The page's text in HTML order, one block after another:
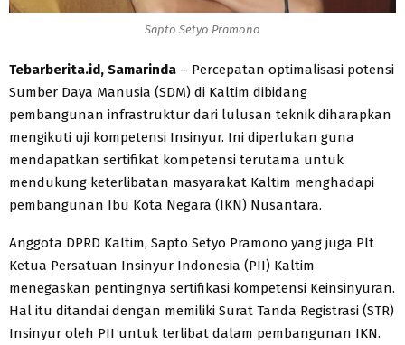
Sapto Setyo Pramono
Tebarberita.id, Samarinda – Percepatan optimalisasi potensi
Sumber Daya Manusia (SDM) di Kaltim dibidang
pembangunan infrastruktur dari lulusan teknik diharapkan
mengikuti uji kompetensi Insinyur. Ini diperlukan guna
mendapatkan sertifikat kompetensi terutama untuk
mendukung keterlibatan masyarakat Kaltim menghadapi
pembangunan Ibu Kota Negara (IKN) Nusantara.
Anggota DPRD Kaltim, Sapto Setyo Pramono yang juga Plt
Ketua Persatuan Insinyur Indonesia (PII) Kaltim
menegaskan pentingnya sertifikasi kompetensi Keinsinyuran.
Hal itu ditandai dengan memiliki Surat Tanda Registrasi (STR)
Insinyur oleh PII untuk terlibat dalam pembangunan IKN.